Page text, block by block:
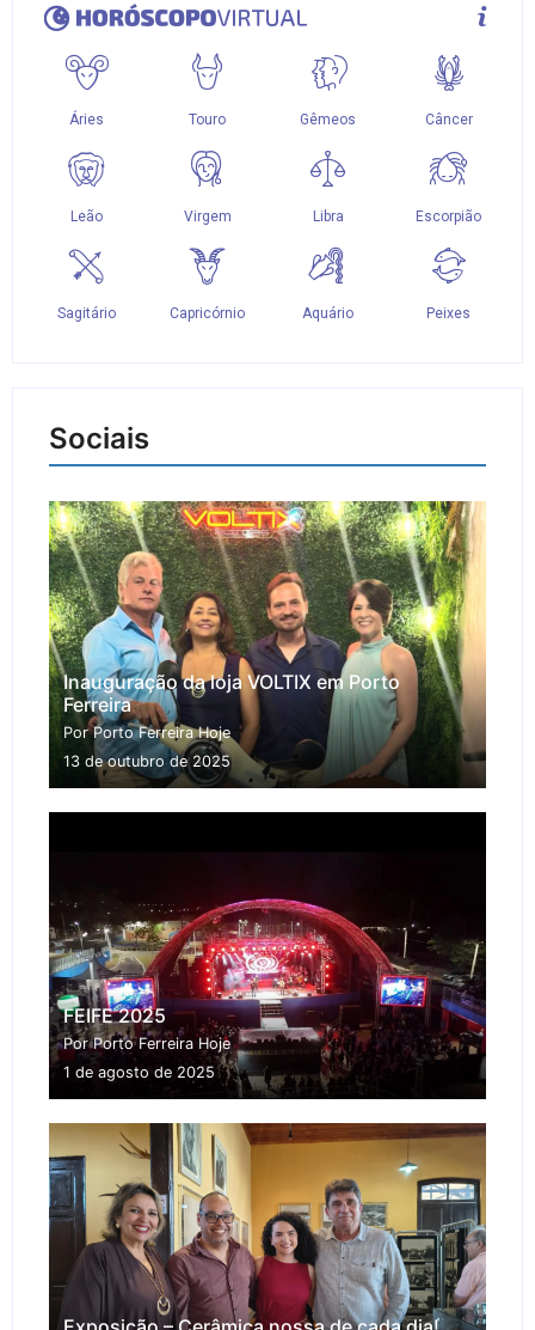
Sociais
Inauguração da loja VOLTIX em Porto
Ferreira
Por Porto Ferreira Hoje
13 de outubro de 2025
FEIFE 2025
Por Porto Ferreira Hoje
1 de agosto de 2025